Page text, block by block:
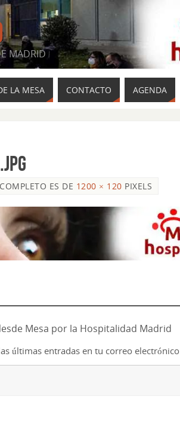
MADRID
LA MESA CONTACTO AGENDA
ES DE 1200 × 120 PIXELS
Mesa por la Hospitalidad Madrid
últimas entradas en tu correo electrónico.